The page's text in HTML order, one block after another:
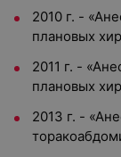
2010 г. -
плановых
2011 г. -
плановых
2013 г. -